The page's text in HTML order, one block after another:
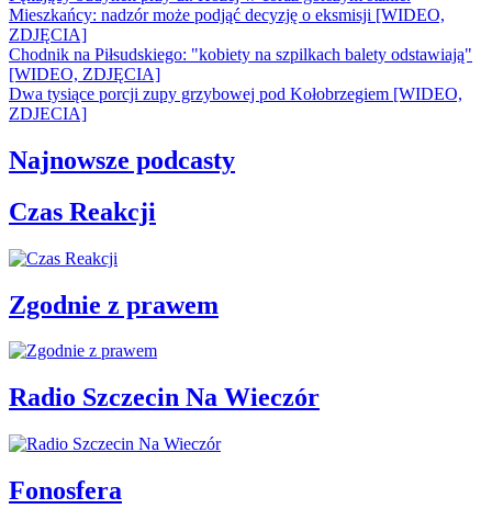
Mieszkańcy: nadzór może podjąć decyzję o eksmisji [WIDEO,
ZDJĘCIA]
Chodnik na Piłsudskiego: "kobiety na szpilkach balety odstawiają"
[WIDEO, ZDJĘCIA]
Dwa tysiące porcji zupy grzybowej pod Kołobrzegiem [WIDEO,
ZDJECIA]
Najnowsze podcasty
Czas Reakcji
Zgodnie z prawem
Radio Szczecin Na Wieczór
Fonosfera